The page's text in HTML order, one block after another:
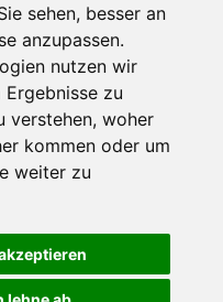
sehen, besser an
anzupassen.
nutzen wir
zu
verstehen, woher
kommen oder um
weiter zu
Captcha ⇗